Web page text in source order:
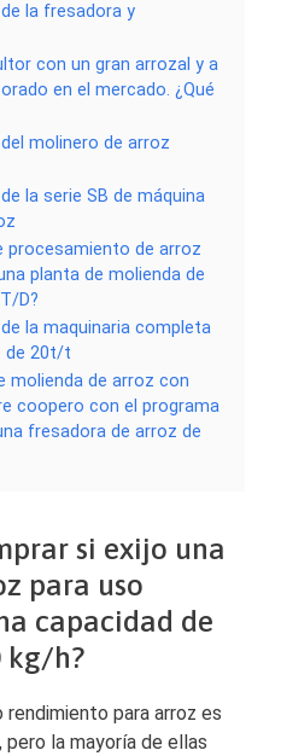
la fresadora y
con un gran arrozal y a
en el mercado. ¿Qué
molinero de arroz
la serie SB de máquina
procesamiento de arroz
planta de molienda de
D?
la maquinaria completa
de 20t/t
molienda de arroz con
coopero con el programa
fresadora de arroz de
si exijo una
para uso
capacidad de
kg/h?
rendimiento para arroz es
la mayoría de ellas